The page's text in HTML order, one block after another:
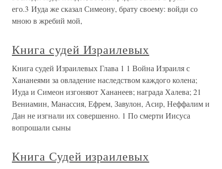
его.3 Иуда же сказал Симеону, брату своему: войди со
мною в жребий мой,
Книга судей Израилевых
Книга судей Израилевых Глава 1 1 Война Израиля с
Хананеями за овладение наследством каждого колена;
Иуда и Симеон изгоняют Хананеев; награда Халева; 21
Вениамин, Манассия, Ефрем, Завулон, Асир, Неффалим и
Дан не изгнали их совершенно. 1 По смерти Иисуса
вопрошали сыны
Книга Судей израилевых